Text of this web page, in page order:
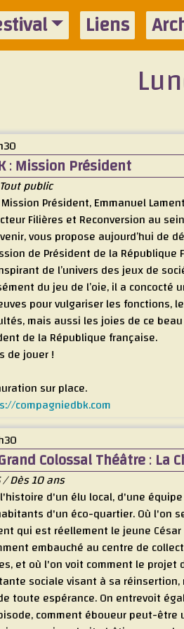
Liens
:Mission Président
public
Président, Emmanuel
Filières et Reconversion au
vous propose aujourd’hui de
de Président de la République
de l’univers des jeux de
du jeu de l’oie, il a concocté
pour vulgariser les fonctions,
mais aussi les joies de ce
de la République française.
de jouer !
sur place.
compagniedbk.com
Colossal Théâtre:La
/ Dès 10 ans
d'un élu local, d'une
d'un éco-quartier. Où l'on
qui est réellement le jeune César
embauché au centre de
et où l'on voit comment le projet
sociale visant à sa
toute espérance. On entrevoit
comment éboueur peut-être